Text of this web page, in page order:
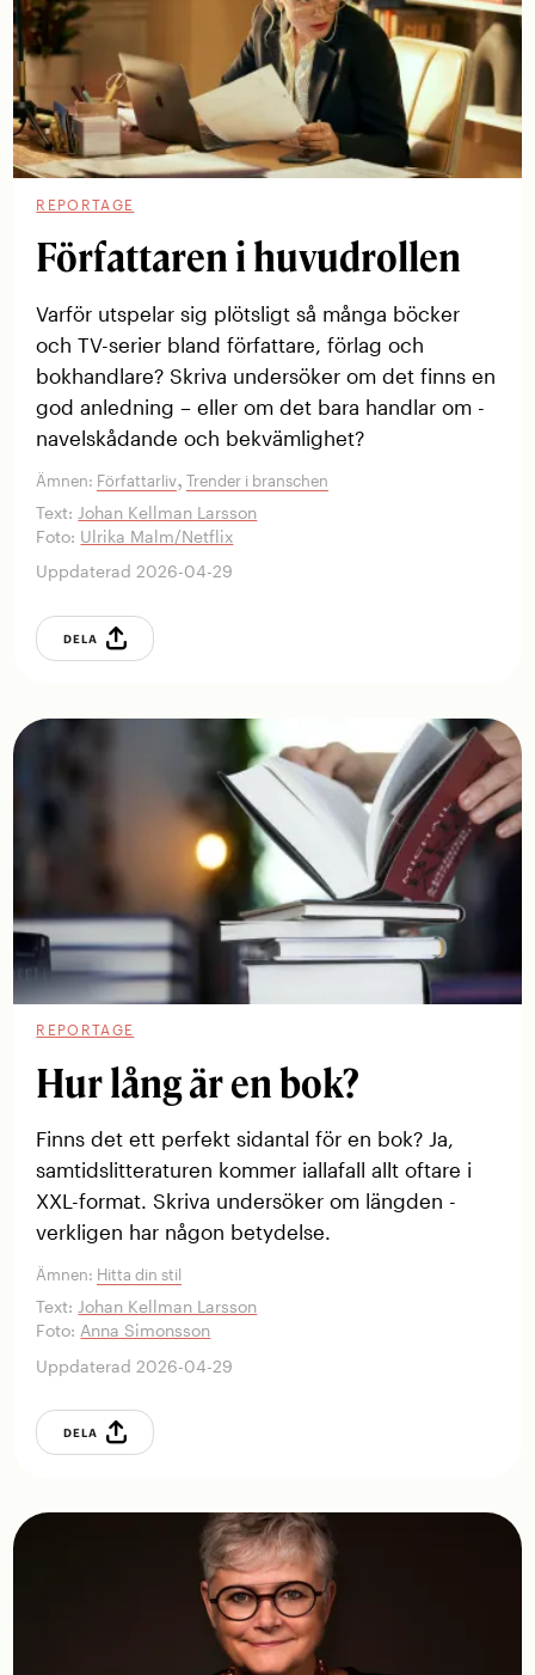
REPORTAGE
Författaren i huvudrollen
Varför utspelar sig plötsligt så många ­böcker
och TV-serier bland författare, förlag och
bokhandlare? Skriva undersöker om det finns en
god ­anledning – eller om det bara handlar om ­
navelskådande och bekvämlighet?
Ämnen: Författarliv,Trender i branschen
Text: Johan Kellman Larsson
Foto: Ulrika Malm/Netflix
Uppdaterad 2026-04-29
DELA
REPORTAGE
Hur lång är en bok?
Finns det ett perfekt ­sidantal för en bok? Ja,
samtidslitteraturen kommer ­iallafall allt oftare i
XXL-format. Skriva ­undersöker om längden ­
verkligen har någon betydelse.
Ämnen: Hitta din stil
Text: Johan Kellman Larsson
Foto: Anna Simonsson
Uppdaterad 2026-04-29
DELA